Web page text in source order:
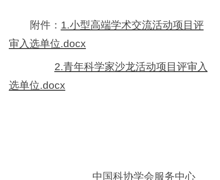
附件： 1.小型高端学术交流活动项目评
审入选单位.docx
2.青年科学家沙龙活动项目评审入
选单位.docx
中国科协学会服务中心